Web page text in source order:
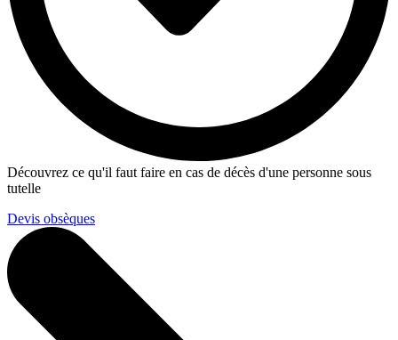
Découvrez ce qu'il faut faire en cas de décès d'une personne sous
tutelle
Devis obsèques